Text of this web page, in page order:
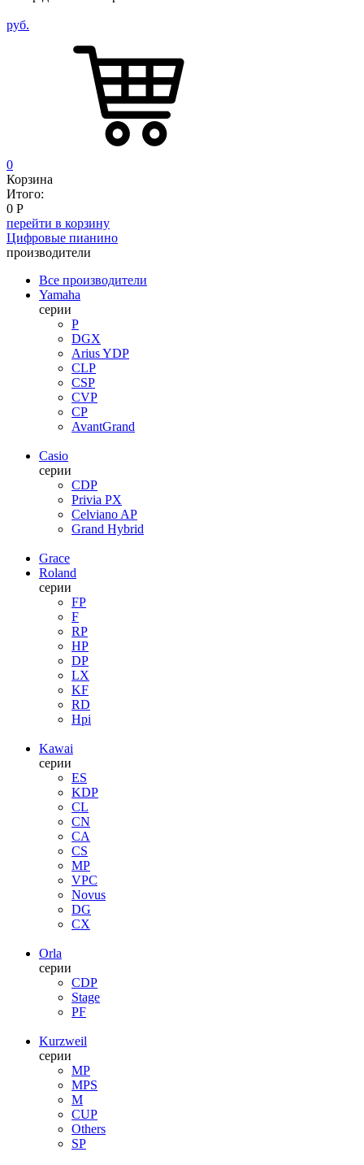
руб.
0
Корзина
Итого:
0 Р
перейти в корзину
Цифровые пианино
производители
Все производители
Yamaha
серии
P
DGX
Arius YDP
CLP
CSP
CVP
CP
AvantGrand
Casio
серии
CDP
Privia PX
Celviano AP
Grand Hybrid
Grace
Roland
серии
FP
F
RP
HP
DP
LX
KF
RD
Hpi
Kawai
серии
ES
KDP
CL
CN
CA
CS
MP
VPC
Novus
DG
CX
Orla
серии
CDP
Stage
PF
Kurzweil
серии
MP
MPS
M
CUP
Others
SP